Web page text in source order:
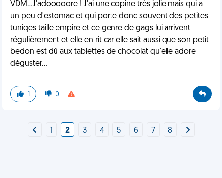
VDM...J'adooooore ! J'ai une copine très jolie mais qui a
un peu d'estomac et qui porte donc souvent des petites
tuniqes taille empire et ce genre de gags lui arrivent
régulièrement et elle en rit car elle sait aussi que son petit
bedon est dû aux tablettes de chocolat qu'elle adore
déguster...
1 0
2 3 4 5 6 7 8